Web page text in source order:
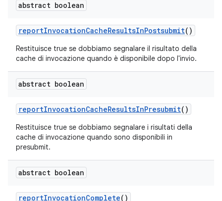
abstract boolean
reportInvocationCacheResultsInPostsubmit()
Restituisce true se dobbiamo segnalare il risultato della
cache di invocazione quando è disponibile dopo l'invio.
abstract boolean
reportInvocationCacheResultsInPresubmit()
Restituisce true se dobbiamo segnalare i risultati della
cache di invocazione quando sono disponibili in
presubmit.
abstract boolean
reportInvocationComplete()